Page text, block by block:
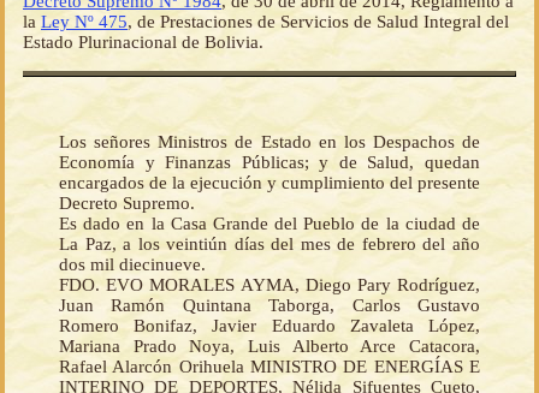
la Ley Nº 475, de Prestaciones de Servicios de Salud Integral del
Estado Plurinacional de Bolivia.
Los señores Ministros de Estado en los Despachos de
Economía y Finanzas Públicas; y de Salud, quedan
encargados de la ejecución y cumplimiento del presente
Decreto Supremo.
Es dado en la Casa Grande del Pueblo de la ciudad de
La Paz, a los veintiún días del mes de febrero del año
dos mil diecinueve.
FDO. EVO MORALES AYMA, Diego Pary Rodríguez,
Juan Ramón Quintana Taborga, Carlos Gustavo
Romero Bonifaz, Javier Eduardo Zavaleta López,
Mariana Prado Noya, Luis Alberto Arce Catacora,
Rafael Alarcón Orihuela MINISTRO DE ENERGÍAS E
INTERINO DE DEPORTES, Nélida Sifuentes Cueto,